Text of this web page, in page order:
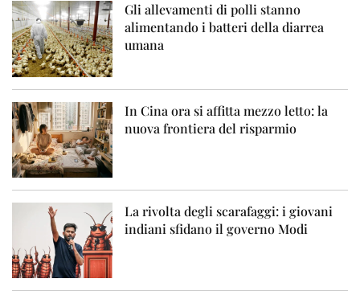
Gli allevamenti di polli stanno
alimentando i batteri della diarrea
umana
In Cina ora si affitta mezzo letto: la
nuova frontiera del risparmio
La rivolta degli scarafaggi: i giovani
indiani sfidano il governo Modi